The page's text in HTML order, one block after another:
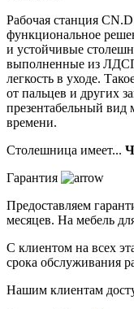
Рабочая станция
функциональное
и устойчивые
выполненные из
легкость в уходе.
от пальцев и других
презентабельный вид
времени.
Столешница имеет...
Гарантия
Предоставляем
месяцев. На мебель
С клиентом на всех
срока обслуживания
Нашим клиентам